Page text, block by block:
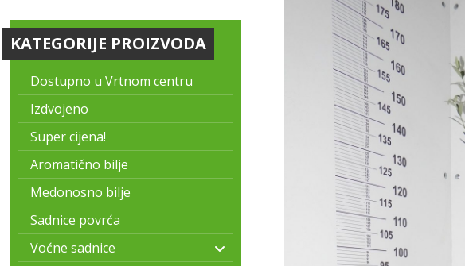
KATEGORIJE PROIZVODA
Dostupno u Vrtnom centru
Izdvojeno
Super cijena!
Aromatično bilje
Medonosno bilje
Sadnice povrća
Voćne sadnice